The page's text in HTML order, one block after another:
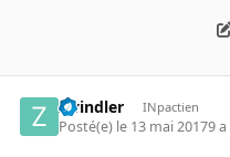
zwindler INpactien
Posté(e) le 13 mai 20179 a